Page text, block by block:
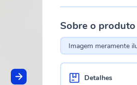
Sobre o produto
Imagem meramente
Detalhes